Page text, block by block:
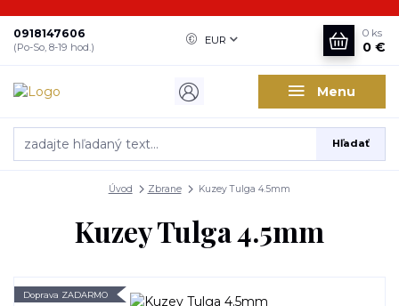
Menu
EUR
Hľadať
0918147606
(Po-So, 8-19 hod.)
0 ks
0 €
Úvod Zbrane Kuzey Tulga 4.5mm
Kuzey Tulga 4.5mm
Doprava ZADARMO